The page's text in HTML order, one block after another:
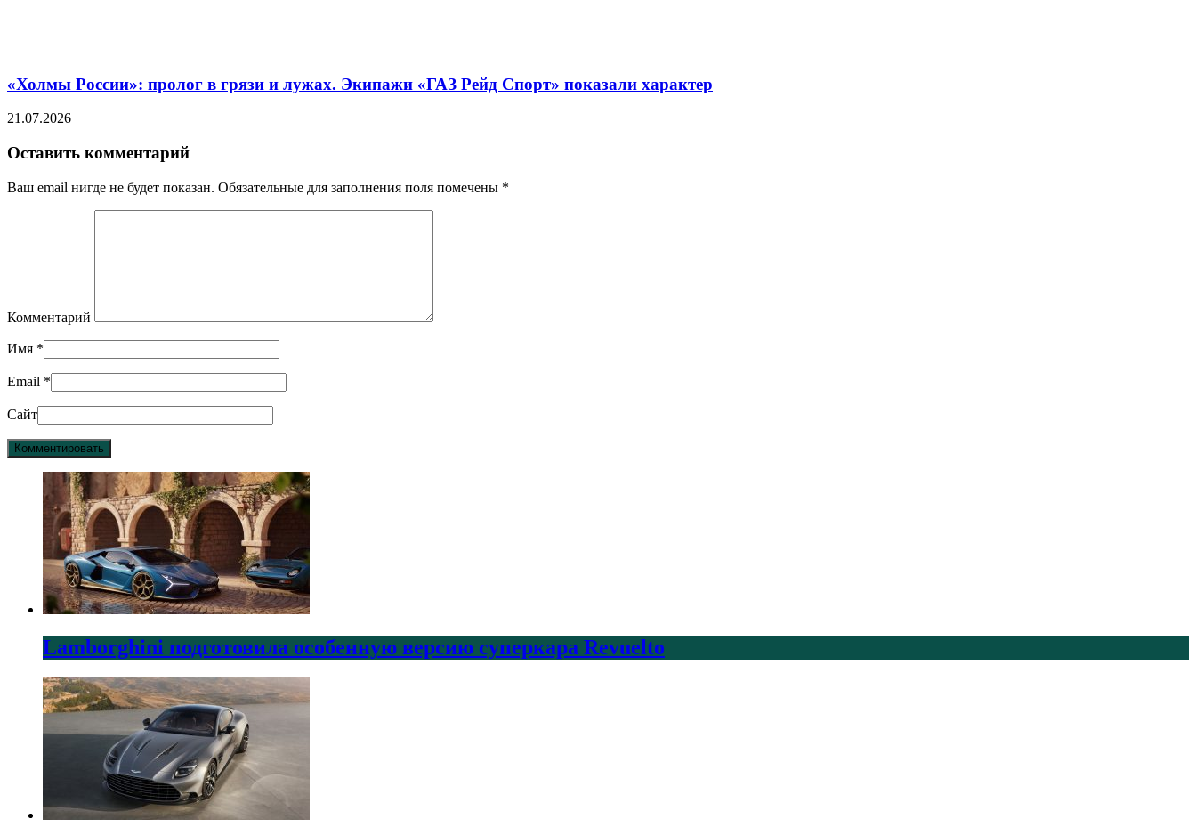
«Холмы России»: пролог в грязи и лужах. Экипажи «ГАЗ Рейд Спорт» показали характер
21.07.2026
Оставить комментарий
Ваш email нигде не будет показан. Обязательные для заполнения поля помечены *
Комментарий
Имя *
Email *
Сайт
Lamborghini подготовила особенную версию суперкара Revuelto